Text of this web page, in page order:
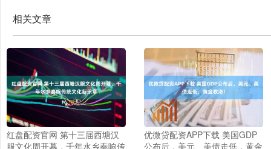
相关文章
红盘配资官网 第十三届西塘汉
服文化周开幕，千年水乡奏响传
优微贷配资APP下载 美国GDP
公布后，美元、美债走低，黄金